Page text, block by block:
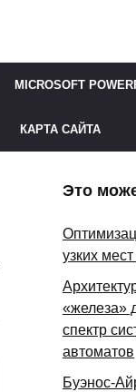
MICROSOFT
КАРТА САЙТА
Это
узких
«железа»
спектр
автоматов
Буэнос-